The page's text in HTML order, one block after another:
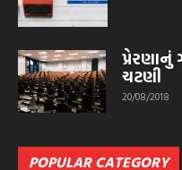
ચટણી
20/08/2018
POPULAR CATEGORY